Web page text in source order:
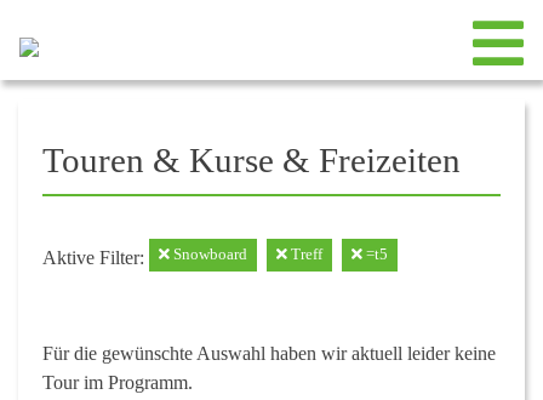
Touren & Kurse & Freizeiten
Aktive Filter: Snowboard Treff =t5
Für die gewünschte Auswahl haben wir aktuell leider keine
Tour im Programm.